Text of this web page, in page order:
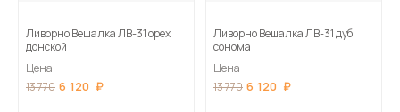
Ливорно Вешалка ЛВ-31 орех
донской
Цена
13 770 6 120
Ливорно Вешалка ЛВ-31 дуб
сонома
Цена
13 770 6 120